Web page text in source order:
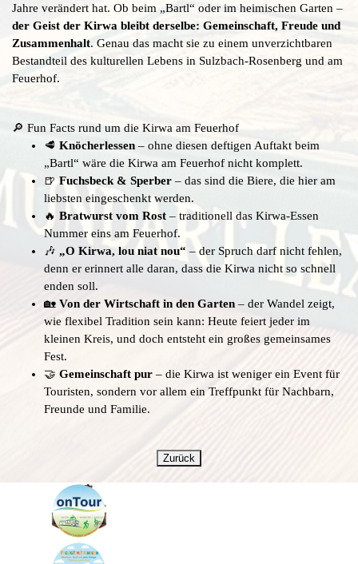
Jahre verändert hat. Ob beim „Bartl“ oder im heimischen Garten –
der Geist der Kirwa bleibt derselbe: Gemeinschaft, Freude und
Zusammenhalt. Genau das macht sie zu einem unverzichtbaren
Bestandteil des kulturellen Lebens in Sulzbach-Rosenberg und am
Feuerhof.
🔎 Fun Facts rund um die Kirwa am Feuerhof
🥩 Knöcherlessen– ohne diesen deftigen Auftakt beim
„Bartl“ wäre die Kirwa am Feuerhof nicht komplett.
🍺 Fuchsbeck & Sperber – das sind die Biere, die hier am
liebsten eingeschenkt werden.
🔥 Bratwurst vom Rost – traditionell das Kirwa-Essen
Nummer eins am Feuerhof.
🎶 „O Kirwa, lou niat nou“ – der Spruch darf nicht fehlen,
denn er erinnert alle daran, dass die Kirwa nicht so schnell
enden soll.
🏡 Von der Wirtschaft in den Garten – der Wandel zeigt,
wie flexibel Tradition sein kann: Heute feiert jeder im
kleinen Kreis, und doch entsteht ein großes gemeinsames
Fest.
🤝 Gemeinschaft pur – die Kirwa ist weniger ein Event für
Touristen, sondern vor allem ein Treffpunkt für Nachbarn,
Freunde und Familie.
Zurück